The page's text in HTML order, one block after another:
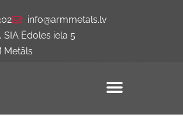
info@armmetals.lv
SIA Ēdoles iela 5
Metāls